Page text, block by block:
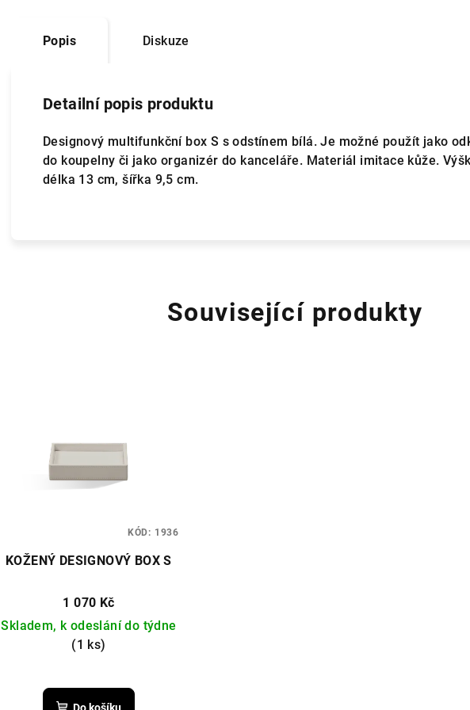
Popis Diskuze
Detailní popis produktu
Designový multifunkční box S s odstínem bílá. Je možné použít jako
do koupelny či jako organizér do kanceláře. Materiál imitace kůže.
délka 13 cm, šířka 9,5 cm.
Související produkty
KOŽENÝ DESIGNOVÝ BOX S
1 070 Kč
Skladem, k odeslání do týdne
(1 ks)
KÓD: 1936